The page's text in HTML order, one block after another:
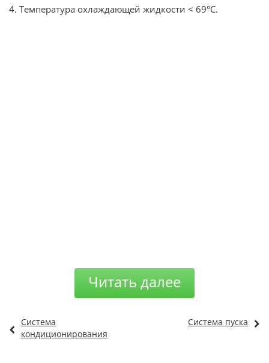
4. Температура охлаждающей жидкости < 69°C.
Читать далее
Система
кондиционирования
Система пуска